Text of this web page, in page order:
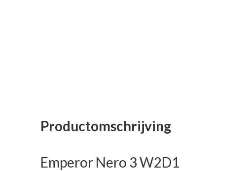
Productomschrijving
Emperor Nero 3 W2D1